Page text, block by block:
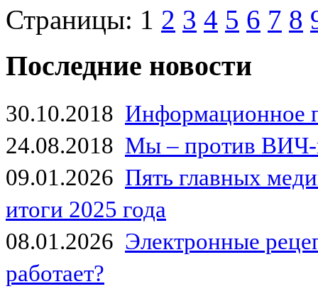
Страницы: 1 2 3 4 5 6 7 8
Последние новости
30.10.2018 Информационное
24.08.2018 Мы – против
09.01.2026 Пять главных
итоги 2025 года
08.01.2026 Электронные
работает?